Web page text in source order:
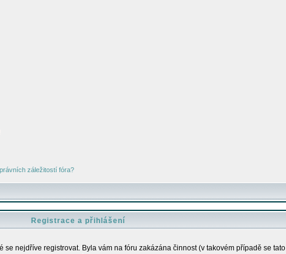
záležitostí fóra?
Registrace a přihlášení
nejdříve registrovat. Byla vám na fóru zakázána činnost (v takovém případě se tato